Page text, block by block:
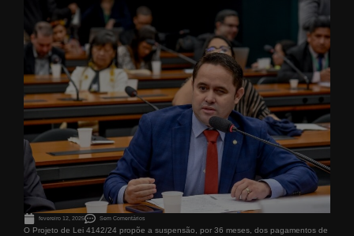
fevereiro 12, 2025 Sem Comentários
O Projeto de Lei 4142/24 propõe a suspensão, por 36 meses, dos pagamentos de